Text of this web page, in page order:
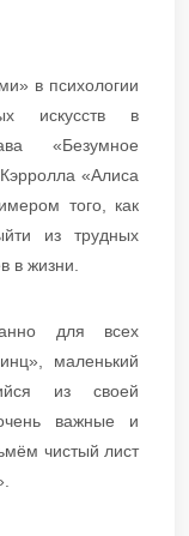
в психологии
искусств в
«Безумное
«Алиса
того, как
из трудных
в жизни.
для всех
маленький
из своей
важные и
чистый лист